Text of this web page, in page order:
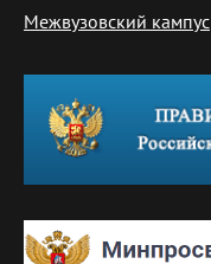
Межвузовский кампус